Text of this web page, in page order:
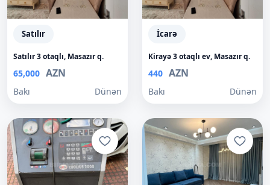
Satılır
Satılır 3 otaqlı, Masazır q.
65,000 AZN
Bakı Dünən
İcarə
Kirayə 3 otaqlı ev, Masazır q.
440 AZN
Bakı Dünən